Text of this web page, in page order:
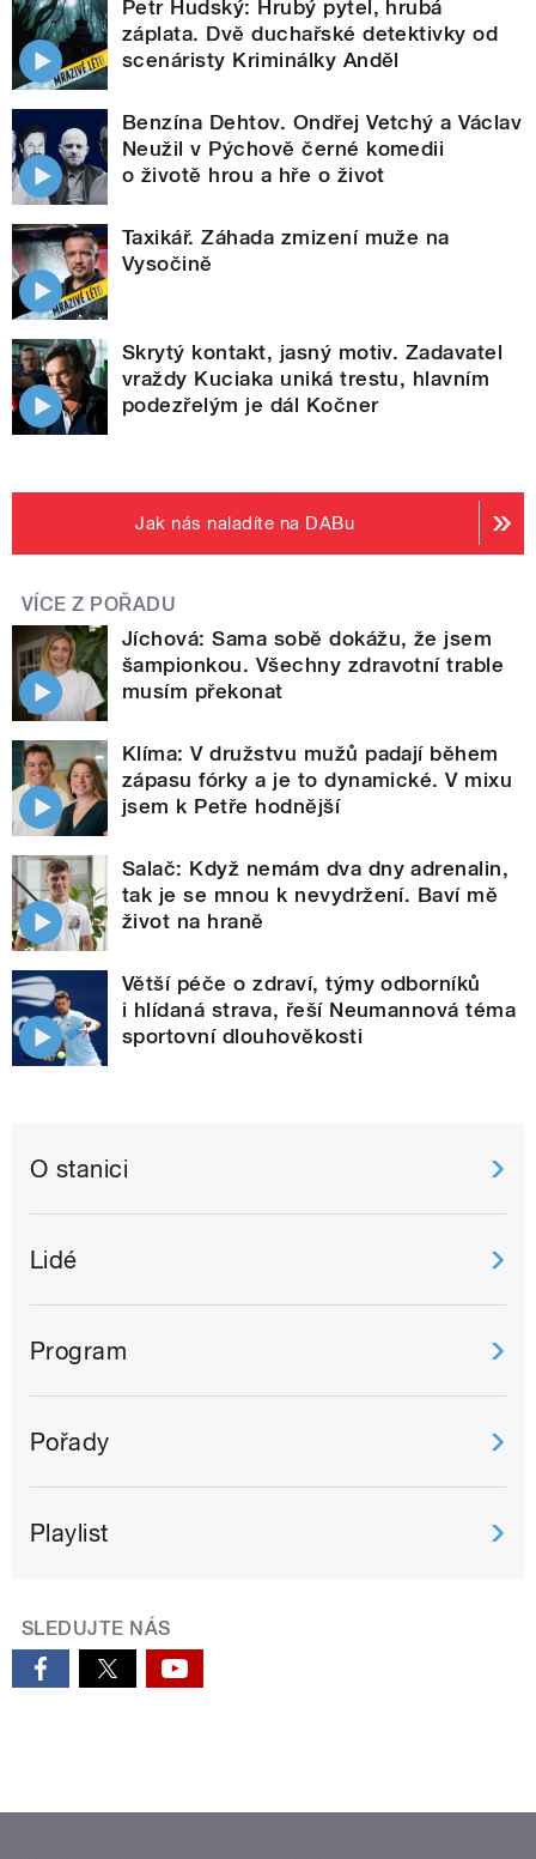
Petr Hudský: Hrubý pytel, hrubá
záplata. Dvě duchařské detektivky od
scenáristy Kriminálky Anděl
Benzína Dehtov. Ondřej Vetchý a Václav
Neužil v Pýchově černé komedii
o životě hrou a hře o život
Taxikář. Záhada zmizení muže na
Vysočině
Skrytý kontakt, jasný motiv. Zadavatel
vraždy Kuciaka uniká trestu, hlavním
podezřelým je dál Kočner
Jak nás naladíte na DABu
VÍCE Z POŘADU
Jíchová: Sama sobě dokážu, že jsem
šampionkou. Všechny zdravotní trable
musím překonat
Klíma: V družstvu mužů padají během
zápasu fórky a je to dynamické. V mixu
jsem k Petře hodnější
Salač: Když nemám dva dny adrenalin,
tak je se mnou k nevydržení. Baví mě
život na hraně
Větší péče o zdraví, týmy odborníků
i hlídaná strava, řeší Neumannová téma
sportovní dlouhověkosti
O stanici
Lidé
Program
Pořady
Playlist
SLEDUJTE NÁS